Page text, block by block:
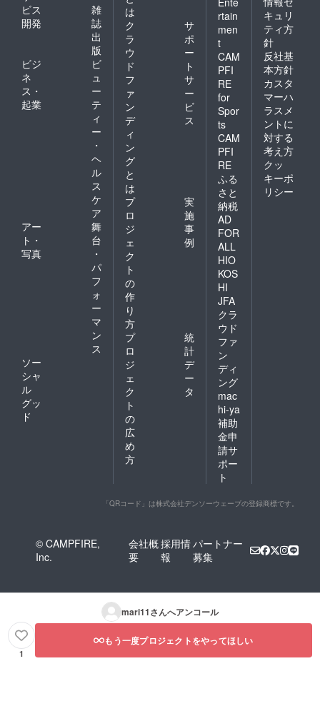
ビス
開発
雑
誌
出
版
ビジ
ネ
ス・
起業
ビ
ュ
ー
テ
ィ
ー
・
ヘ
ル
ス
ケ
ア
アー
ト・
写真
舞
台
・
パ
フ
ォ
ー
マ
ン
ス
ソー
シャ
ル
グッ
ド
は
ク
ラ
ウ
ド
フ
ァ
ン
デ
ィ
ン
グ
と
は
サ
ポ
ー
ト
サ
ー
ビ
ス
プ
ロ
ジ
ェ
ク
ト
の
作
り
方
実
施
事
例
プ
ロ
ジ
ェ
ク
ト
の
広
め
方
統
計
デ
ー
タ
rtain
men
t
CAM
PFI
RE
for
Spor
ts
CAM
PFI
RE
ふる
さと
納税
AD
FOR
ALL
HIO
KOS
HI
JFA
クラ
ウド
ファ
ン
ディ
ング
mac
hi-ya
補助
金申
請サ
ポー
ト
キュリ
ティ方
針
反社基
本方針
カスタ
マーハ
ラスメ
ントに
対する
考え方
クッ
キーポ
リシー
「QRコード」は株式会社デンソーウェーブの登録商標です。
© CAMPFIRE,
Inc.
会社概
要
採用情
報
パートナー
募集
mari11さんへアンコール
1
もう一度プロジェクトをやってほしい